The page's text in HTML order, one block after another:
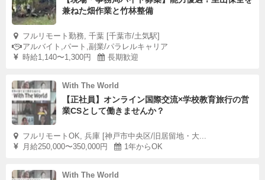
兼ねた畑作業と竹林整備
フルリモート勤務, 千葉 [千葉市/土気駅]
アルバイト,パート,副業/パラレルキャリア
時給1,140〜1,300円
長期歓迎
With The World
【正社員】オンライン国際交流×学校教育旅行の営
業CSとして働きませんか？
フルリモートOK, 兵庫 [神戸市中央区/旧居留地・大...
月給250,000〜350,000円
1年からOK
With The World